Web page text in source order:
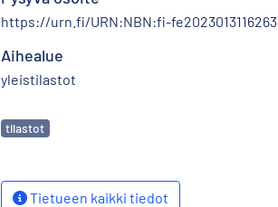
https://urn.fi/URN:NBN:fi-fe2023013116263
Aihealue
yleistilastot
Avainsanat
tilastot
Tietueen kaikki tiedot